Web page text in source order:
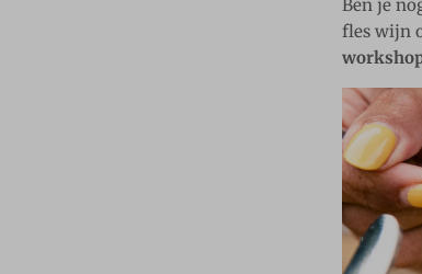
Ben je
fles wijn